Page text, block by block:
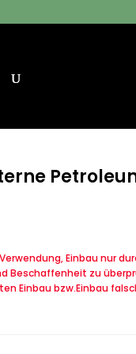
Products
Einbau nur
Beschaffenheit zu
Einbau bzw.Einbau